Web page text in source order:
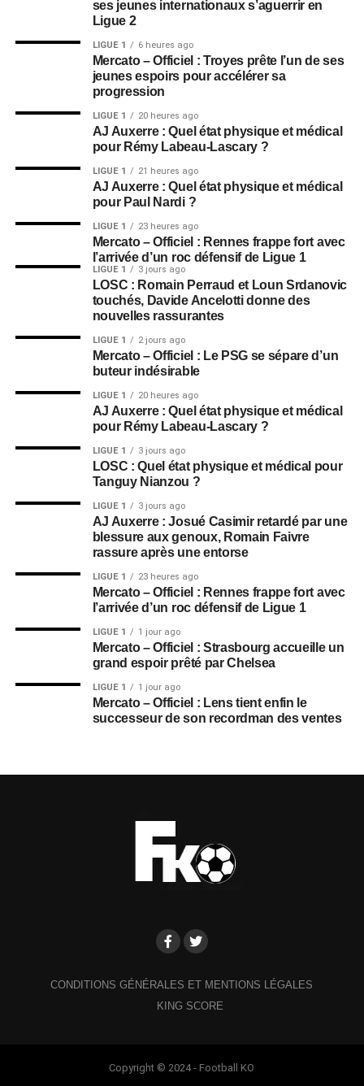
ses jeunes internationaux s’aguerrir en
Ligue 2
LIGUE 1 6 heures ago
Mercato – Officiel : Troyes prête l’un de ses
jeunes espoirs pour accélérer sa
progression
LIGUE 1 20 heures ago
AJ Auxerre : Quel état physique et médical
pour Rémy Labeau-Lascary ?
LIGUE 1 21 heures ago
AJ Auxerre : Quel état physique et médical
pour Paul Nardi ?
LIGUE 1 23 heures ago
Mercato – Officiel : Rennes frappe fort avec
l’arrivée d’un roc défensif de Ligue 1
LIGUE 1 3 jours ago
LOSC : Romain Perraud et Loun Srdanovic
touchés, Davide Ancelotti donne des
nouvelles rassurantes
LIGUE 1 2 jours ago
Mercato – Officiel : Le PSG se sépare d’un
buteur indésirable
LIGUE 1 20 heures ago
AJ Auxerre : Quel état physique et médical
pour Rémy Labeau-Lascary ?
LIGUE 1 3 jours ago
LOSC : Quel état physique et médical pour
Tanguy Nianzou ?
LIGUE 1 3 jours ago
AJ Auxerre : Josué Casimir retardé par une
blessure aux genoux, Romain Faivre
rassure après une entorse
LIGUE 1 23 heures ago
Mercato – Officiel : Rennes frappe fort avec
l’arrivée d’un roc défensif de Ligue 1
LIGUE 1 1 jour ago
Mercato – Officiel : Strasbourg accueille un
grand espoir prêté par Chelsea
LIGUE 1 1 jour ago
Mercato – Officiel : Lens tient enfin le
successeur de son recordman des ventes
CONDITIONS GÉNÉRALES ET MENTIONS LÉGALES
KING SCORE
Copyright © 2024 - Football KO